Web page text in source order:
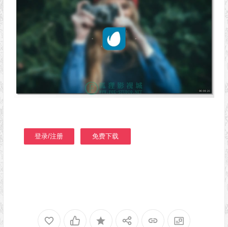
登录/注册 免费下载